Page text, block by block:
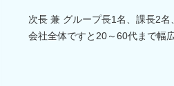
次長 兼 グループ長1名、課長2
会社全体ですと20～60代まで幅